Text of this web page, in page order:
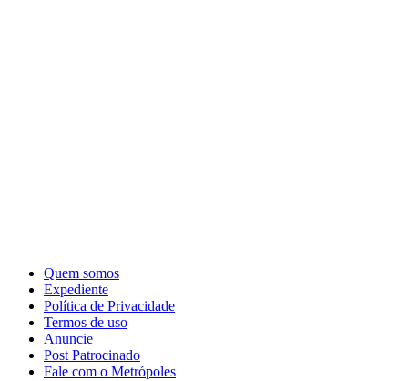
Quem somos
Expediente
Política de Privacidade
Termos de uso
Anuncie
Post Patrocinado
Fale com o Metrópoles